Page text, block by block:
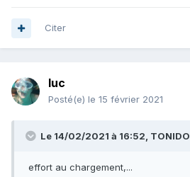
Citer
luc
Posté(e) le 15 février 2021
Le 14/02/2021 à 16:52, TONIDO
effort au chargement,...